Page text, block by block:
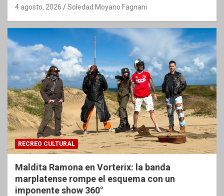
4 agosto, 2026 Soledad Moyano Fagnani
RECREO CULTURAL
Maldita Ramona en Vorterix: la banda
marplatense rompe el esquema con un
imponente show 360°